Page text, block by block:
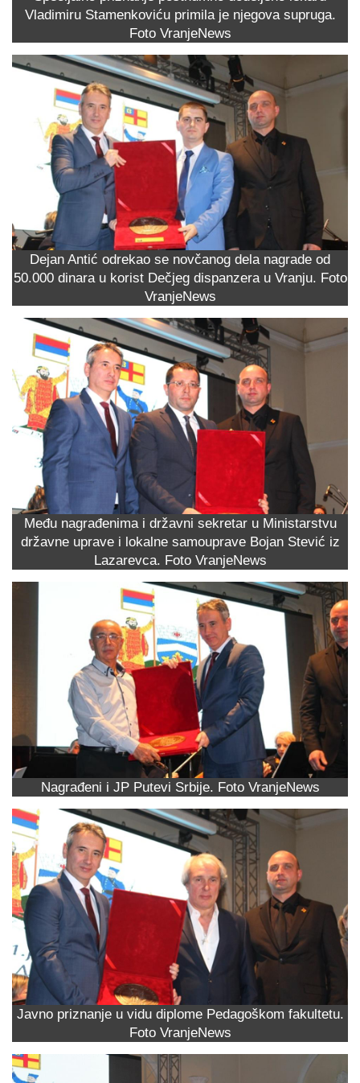
Vladimiru Stamenkoviću primila je njegova supruga.
Foto VranjeNews
Dejan Antić odrekao se novčanog dela nagrade od
50.000 dinara u korist Dečjeg dispanzera u Vranju. Foto
VranjeNews
Među nagrađenima i državni sekretar u Ministarstvu
državne uprave i lokalne samouprave Bojan Stević iz
Lazarevca. Foto VranjeNews
Nagrađeni i JP Putevi Srbije. Foto VranjeNews
Javno priznanje u vidu diplome Pedagoškom fakultetu.
Foto VranjeNews